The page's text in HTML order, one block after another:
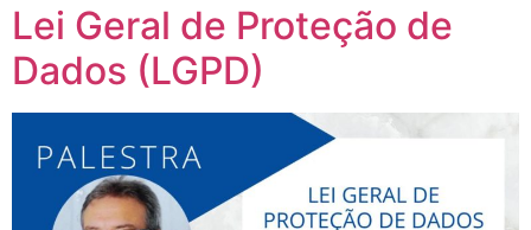
Lei Geral de Proteção de
Dados (LGPD)